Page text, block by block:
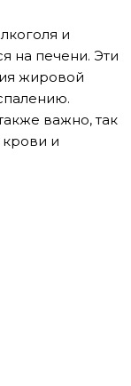
и
на печени. Эти
жировой
важно, так
крови и